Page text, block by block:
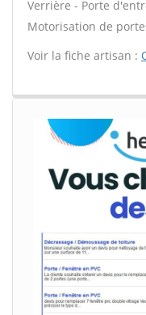
Verrière - Porte
Motorisation de
Voir la fiche artisan :